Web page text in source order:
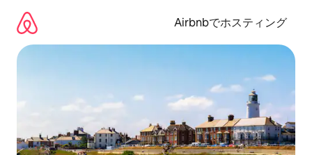
Airbnbでホスティング